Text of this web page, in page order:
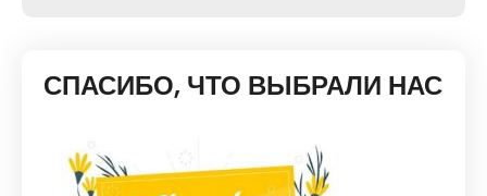
СПАСИБО, ЧТО ВЫБРАЛИ НАС